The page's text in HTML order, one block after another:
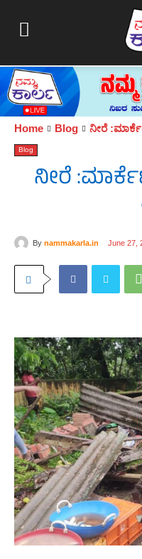
Home Blog ನೀರೆ
Blog
ನೀರೆ
By nammakarla.in June 27,